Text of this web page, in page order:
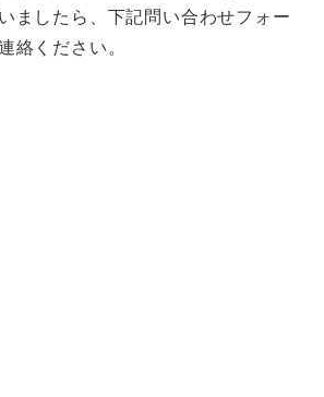
ましたら、下記問い合わせフォー
絡ください。